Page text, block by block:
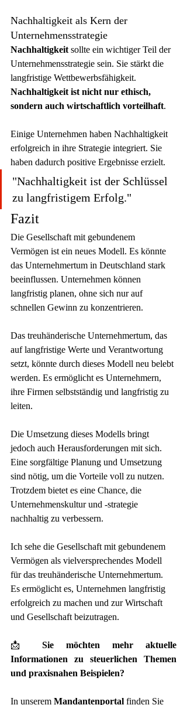
Nachhaltigkeit als Kern der
Unternehmensstrategie
Nachhaltigkeit sollte ein wichtiger Teil der
Unternehmensstrategie sein. Sie stärkt die
langfristige Wettbewerbsfähigkeit.
Nachhaltigkeit ist nicht nur ethisch,
sondern auch wirtschaftlich vorteilhaft.
Einige Unternehmen haben Nachhaltigkeit
erfolgreich in ihre Strategie integriert. Sie
haben dadurch positive Ergebnisse erzielt.
"Nachhaltigkeit ist der Schlüssel
zu langfristigem Erfolg."
Fazit
Die Gesellschaft mit gebundenem
Vermögen ist ein neues Modell. Es könnte
das Unternehmertum in Deutschland stark
beeinflussen. Unternehmen können
langfristig planen, ohne sich nur auf
schnellen Gewinn zu konzentrieren.
Das treuhänderische Unternehmertum, das
auf langfristige Werte und Verantwortung
setzt, könnte durch dieses Modell neu belebt
werden. Es ermöglicht es Unternehmern,
ihre Firmen selbstständig und langfristig zu
leiten.
Die Umsetzung dieses Modells bringt
jedoch auch Herausforderungen mit sich.
Eine sorgfältige Planung und Umsetzung
sind nötig, um die Vorteile voll zu nutzen.
Trotzdem bietet es eine Chance, die
Unternehmenskultur und -strategie
nachhaltig zu verbessern.
Ich sehe die Gesellschaft mit gebundenem
Vermögen als vielversprechendes Modell
für das treuhänderische Unternehmertum.
Es ermöglicht es, Unternehmen langfristig
erfolgreich zu machen und zur Wirtschaft
und Gesellschaft beizutragen.
📩 Sie möchten mehr aktuelle
Informationen zu steuerlichen Themen
und praxisnahen Beispielen?
In unserem Mandantenportal finden Sie